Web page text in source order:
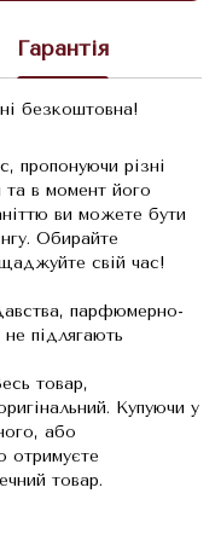
Гарантія
безкоштовна!
пропонуючи різні
та в момент його
ви можете бути
Обирайте
свій час!
парфюмерно-
підлягають
товар,
Купуючи у
або
отримуєте
товар.